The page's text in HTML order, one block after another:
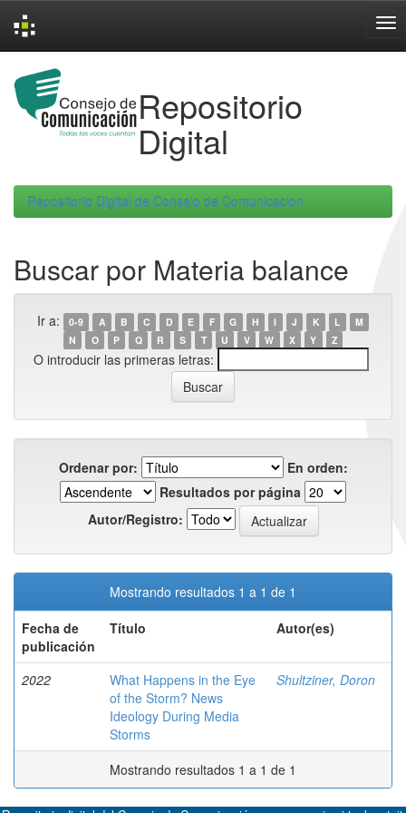
navigation
Repositorio
Digital
Repositorio Digital de Consejo de Comunicacion
Buscar por Materia balance
Ir a: 0-9 A B C D E F G H I J K L
M
N
O P Q R S T U V W X Y Z
O introducir las primeras letras:
Ordenar por:
En orden:
Resultados por página
Autor/Registro:
Mostrando resultados 1 a 1 de 1
Fecha de
publicación
Título Autor(es)
2022
What Happens in the Eye
of the Storm? News
Ideology During Media
Storms
Shultziner, Doron
Mostrando resultados 1 a 1 de 1